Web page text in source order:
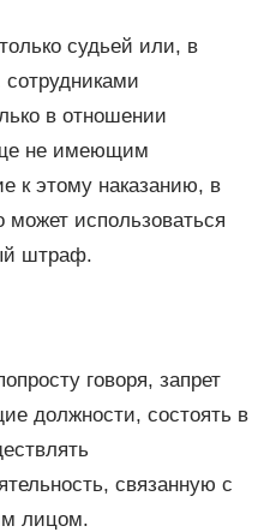
судьей или, в
сотрудниками
в отношении
не имеющим
к этому наказанию, в
может использоваться
штраф.
говоря, запрет
должности, состоять в
связанную с
лицом.